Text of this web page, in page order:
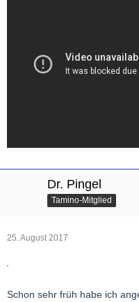
Dr. Pingel
Tamino-Mitglied
25. August 2017
Schon sehr früh habe ich